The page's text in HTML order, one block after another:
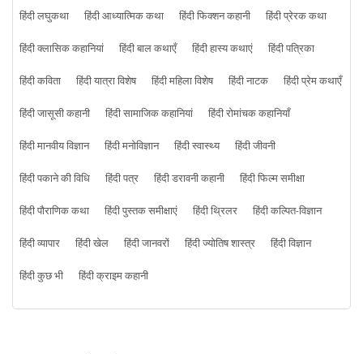
हिंदी लघुकथा हिंदी आध्यात्मिक कथा हिंदी फिक्शन कहानी
हिंदी प्रेरक कथा
हिंदी क्लासिक कहानियां
हिंदी बाल कथाएँ हिंदी हास्य कथाएं
हिंदी पत्रिका
हिंदी कविता
हिंदी यात्रा विशेष हिंदी महिला विशेष हिंदी नाटक
हिंदी प्रेम कथाएँ
हिंदी जासूसी कहानी
हिंदी सामाजिक कहानियां
हिंदी रोमांचक कहानियाँ
हिंदी मानवीय विज्ञान
हिंदी मनोविज्ञान हिंदी स्वास्थ्य
हिंदी जीवनी
हिंदी पकाने की विधि
हिंदी पत्र हिंदी डरावनी कहानी
हिंदी फिल्म समीक्षा
हिंदी पौराणिक कथा
हिंदी पुस्तक समीक्षाएं हिंदी थ्रिलर
हिंदी कल्पित-विज्ञान
हिंदी व्यापार
हिंदी खेल हिंदी जानवरों हिंदी ज्योतिष शास्त्र
हिंदी विज्ञान
हिंदी कुछ भी
हिंदी क्राइम कहानी